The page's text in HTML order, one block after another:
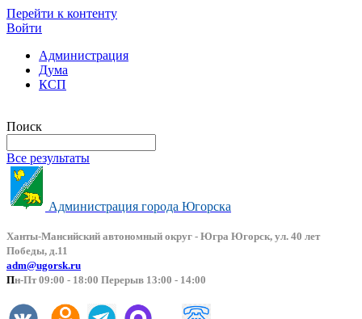
Перейти к контенту
Войти
Администрация
Дума
КСП
Поиск
Все результаты
Администрация города Югорска
Ханты-Мансийский автономный округ - Югра Югорск, ул. 40 лет
Победы, д.11
adm@ugorsk.ru
Пн-Пт 09:00 - 18:00 Перерыв 13:00 - 14:00